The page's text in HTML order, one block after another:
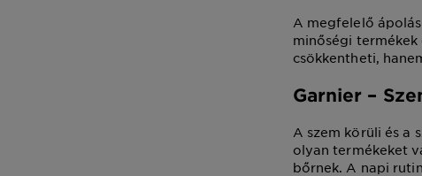
A megfelelő
minőségi
csökkentheti,
Garnier –
A szem körüli és a
olyan termékeket
bőrnek. A napi